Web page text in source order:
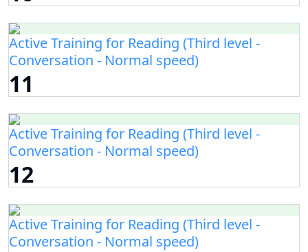
Active Training for Reading (Third level -
Conversation - Normal speed)
11
Active Training for Reading (Third level -
Conversation - Normal speed)
12
Active Training for Reading (Third level -
Conversation - Normal speed)